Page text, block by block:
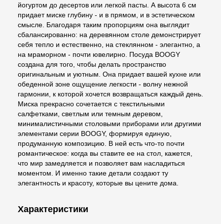
йогуртом до десертов или легкой пасты. А высота 6 см
придает миске глубину - и в прямом, и в эстетическом
смысле. Благодаря таким пропорциям она выглядит
сбалансированно: на деревянном столе демонстрирует
себя тепло и естественно, на стеклянном - элегантно, а
на мраморном - почти ювелирно. Посуда BOOGY
создана для того, чтобы делать пространство
оригинальным и уютным. Она придает вашей кухне или
обеденной зоне ощущение легкости - волну нежной
гармонии, к которой хочется возвращаться каждый день.
Миска прекрасно сочетается с текстильными
салфетками, светлым или темным деревом,
минималистичными столовыми приборами или другими
элементами серии BOOGY, формируя единую,
продуманную композицию. В ней есть что-то почти
романтическое: когда вы ставите ее на стол, кажется,
что мир замедляется и позволяет вам насладиться
моментом. И именно такие детали создают ту
элегантность и красоту, которые вы цените дома.
Характеристики